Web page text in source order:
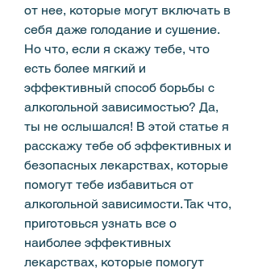
от нее, которые могут включать в
себя даже голодание и сушение.
Но что, если я скажу тебе, что
есть более мягкий и
эффективный способ борьбы с
алкогольной зависимостью? Да,
ты не ослышался! В этой статье я
расскажу тебе об эффективных и
безопасных лекарствах, которые
помогут тебе избавиться от
алкогольной зависимости. Так что,
приготовься узнать все о
наиболее эффективных
лекарствах, которые помогут